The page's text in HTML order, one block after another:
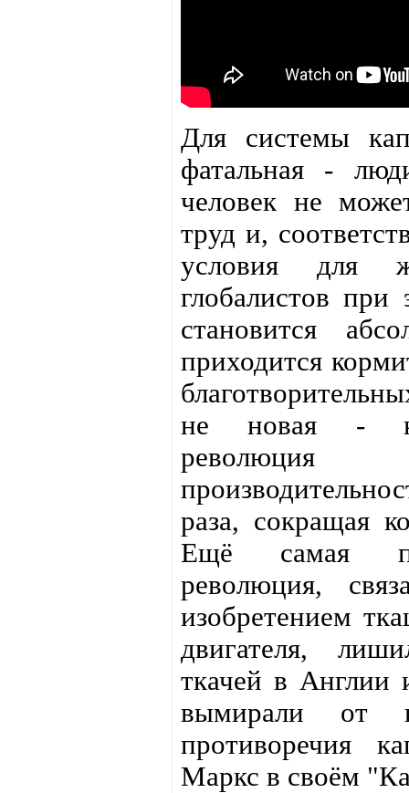
Для системы
фатальная -
человек не
труд и,
условия для
глобалистов при
становится
приходится
не новая -
раза, сокращая
Ещё самая
революция,
изобретением
двигателя,
ткачей в
вымирали от
противоречия
Маркс в своём